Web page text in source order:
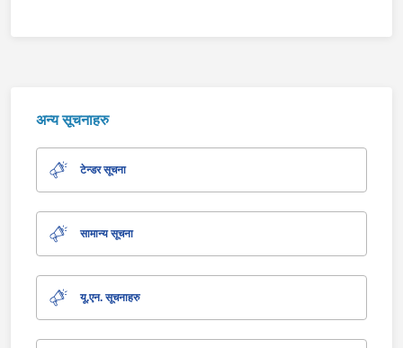
अन्य सूचनाहरु
टेन्डर सूचना
सामान्य सूचना
यू.एन. सूचनाहरु